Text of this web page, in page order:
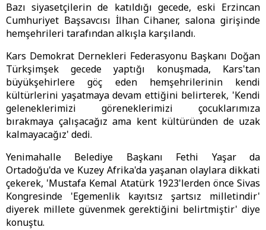
Bazı siyasetçilerin de katıldığı gecede, eski Erzincan
Cumhuriyet Başsavcısı İlhan Cihaner, salona girişinde
hemşehrileri tarafından alkışla karşılandı.
Kars Demokrat Dernekleri Federasyonu Başkanı Doğan
Türkşimşek gecede yaptığı konuşmada, Kars'tan
büyükşehirlere göç eden hemşehrilerinin kendi
kültürlerini yaşatmaya devam ettiğini belirterek, 'Kendi
geleneklerimizi göreneklerimizi çocuklarımıza
bırakmaya çalışacağız ama kent kültüründen de uzak
kalmayacağız' dedi.
Yenimahalle Belediye Başkanı Fethi Yaşar da
Ortadoğu'da ve Kuzey Afrika'da yaşanan olaylara dikkati
çekerek, 'Mustafa Kemal Atatürk 1923'lerden önce Sivas
Kongresinde 'Egemenlik kayıtsız şartsız milletindir'
diyerek millete güvenmek gerektiğini belirtmiştir' diye
konuştu.